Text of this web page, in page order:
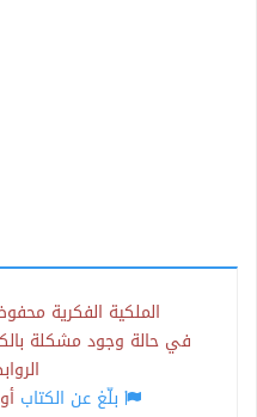
الملكية الفكرية
في حالة وجود مشكلة
بلّغ عن الكتاب